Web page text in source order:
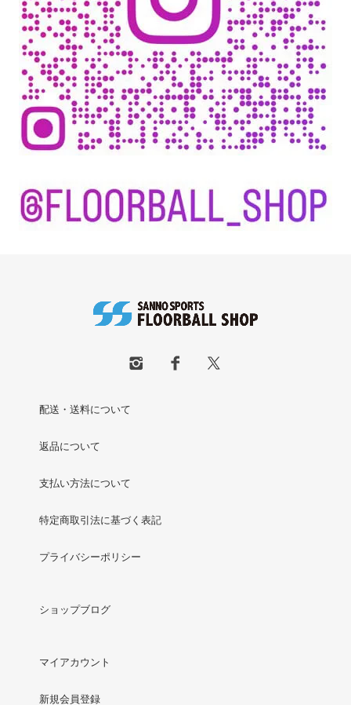
配送・送料について
返品について
支払い方法について
特定商取引法に基づく表記
プライバシーポリシー
ショップブログ
マイアカウント
新規会員登録